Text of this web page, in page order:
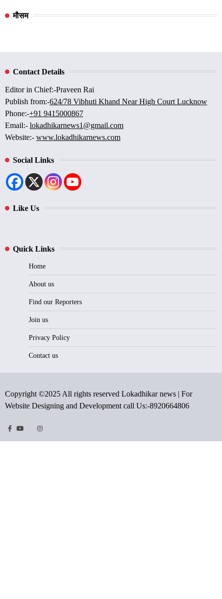
मौसम
Contact Details
Editor in Chief:-Praveen Rai
Publish from:-624/78 Vibhuti Khand Near High Court Lucknow
Phone:-+91 9415000867
Email:- lokadhikarnews1@gmail.com
Website:- www.lokadhikarnews.com
Social Links
Like Us
Quick Links
Home
About us
Find our Reporters
Join us
Privacy Policy
Contact us
Copyright ©2025 All rights reserved Lokadhikar news | For
Website Designing and Development call Us:-8920664806
Facebook
Youtube
TwitterInstragram